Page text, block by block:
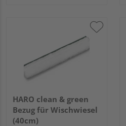
HARO clean & green
Bezug für Wischwiesel
(40cm)